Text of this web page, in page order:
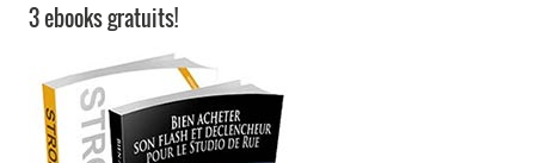
3 ebooks gratuits!